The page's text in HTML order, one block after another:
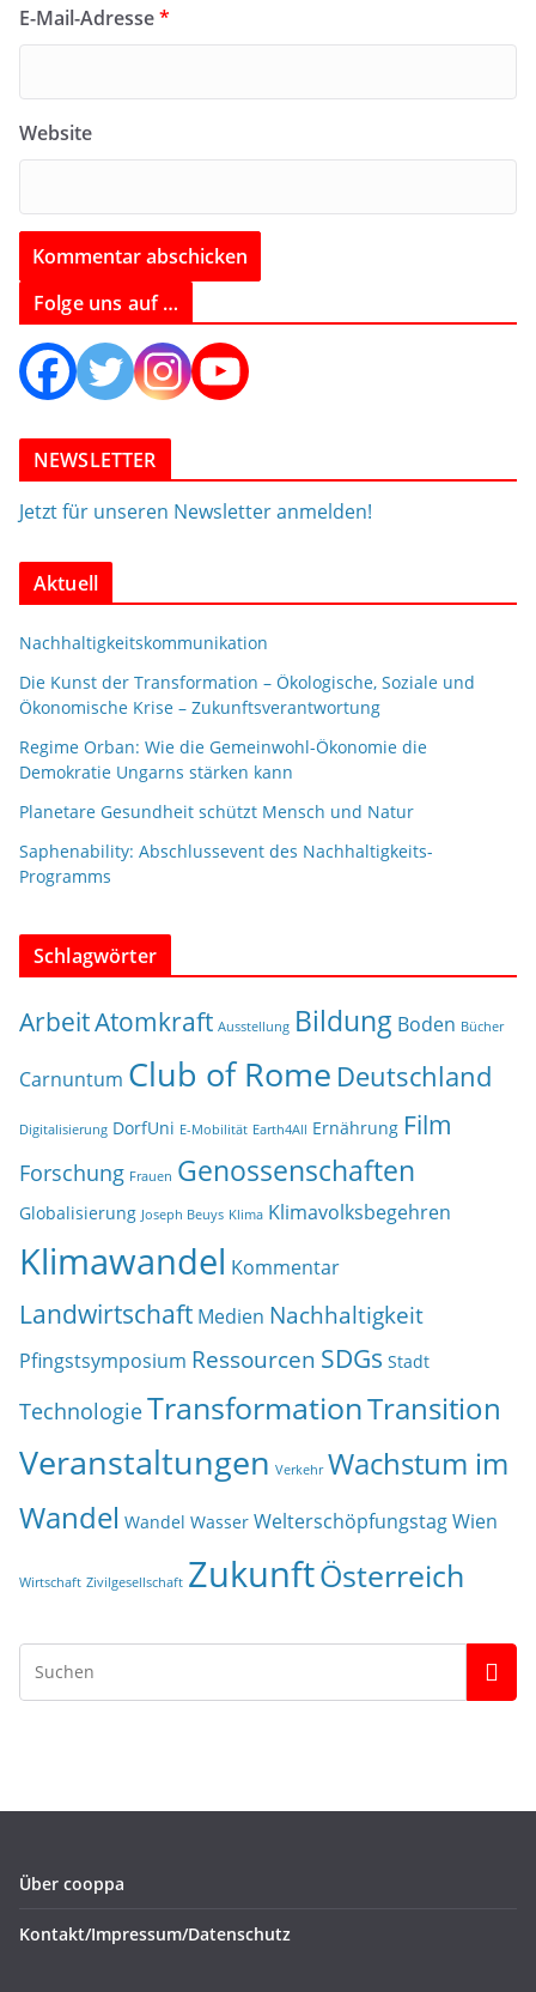
E-Mail-Adresse*
Website
Folge uns auf …
NEWSLETTER
Jetzt für unseren Newsletter anmelden!
Aktuell
Nachhaltigkeitskommunikation
Die Kunst der Transformation – Ökologische, Soziale und
Ökonomische Krise – Zukunftsverantwortung
Regime Orban: Wie die Gemeinwohl-Ökonomie die
Demokratie Ungarns stärken kann
Planetare Gesundheit schützt Mensch und Natur
Saphenability: Abschlussevent des Nachhaltigkeits-
Programms
Schlagwörter
ArbeitAtomkraft Ausstellung Bildung Boden Bücher
Carnuntum Club of Rome Deutschland
Digitalisierung DorfUni E-Mobilität Earth4All Ernährung Film
Forschung Frauen Genossenschaften
Globalisierung Joseph Beuys Klima Klimavolksbegehren
Klimawandel Kommentar
Landwirtschaft Medien Nachhaltigkeit
Pfingstsymposium Ressourcen SDGs Stadt
TechnologieTransformationTransition
Veranstaltungen Verkehr Wachstum im
Wandel Wandel Wasser WelterschöpfungstagWien
Wirtschaft Zivilgesellschaft ZukunftÖsterreich
Über cooppa
Kontakt/Impressum/Datenschutz